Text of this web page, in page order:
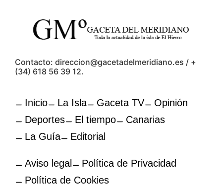
Contacto: direccion@gacetadelmeridiano.es / +
(34) 618 56 39 12.
Inicio La Isla Gaceta TV
Opinión
Deportes
El tiempo
Canarias
La Guía
Editorial
Aviso legal
Política de Privacidad
Política de Cookies